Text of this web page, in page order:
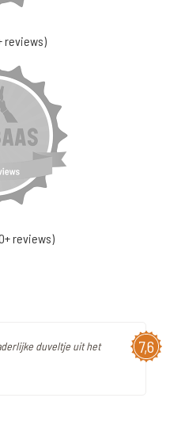
reviews)
reviews)
7,6
duveltje uit het